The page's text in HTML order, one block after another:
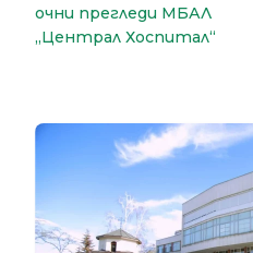
очни прегледи МБАЛ
„Централ Хоспитал“